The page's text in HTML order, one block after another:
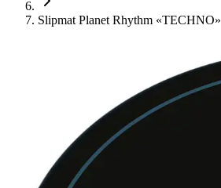
Slipmat Planet Rhythm «TECHNO»